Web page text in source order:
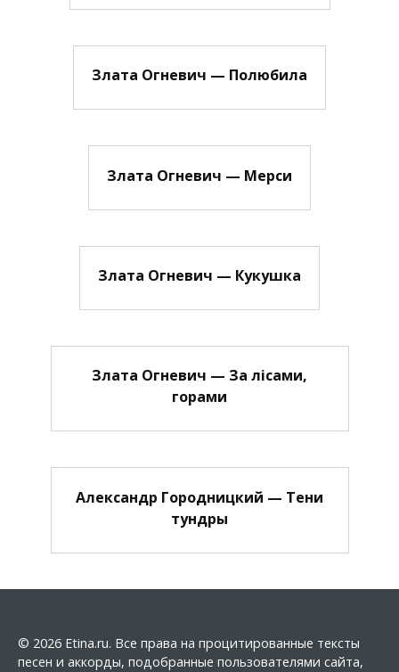
Злата Огневич — Полюбила
Злата Огневич — Мерси
Злата Огневич — Кукушка
Злата Огневич — За лісами,
горами
Александр Городницкий — Тени
тундры
© 2026 Etina.ru. Все права на процитированные тексты
песен и аккорды, подобранные пользователями сайта,